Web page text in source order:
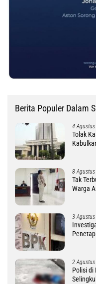
Berita Populer Dalam
4
Tolak
8
Tak
Warga
3
2
Polisi di